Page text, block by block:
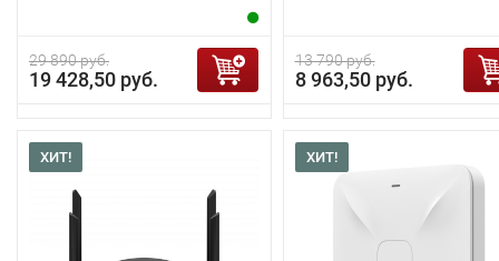
29 890 руб.
19 428,50 руб.
13 790 руб.
8 963,50 руб.
ХИТ! ХИТ!